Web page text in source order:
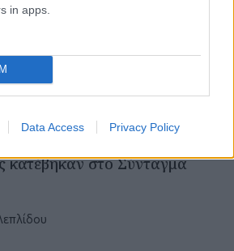
in apps.
Data Access Privacy Policy
κατέβηκαν στο Σύνταγμα